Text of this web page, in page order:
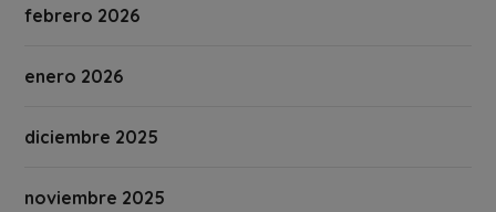
febrero 2026
enero 2026
diciembre 2025
noviembre 2025